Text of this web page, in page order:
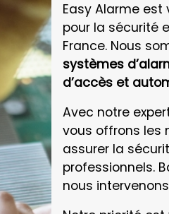
Easy Alarme
pour la sécurité
France. Nous
systèmes
d’accès et
Avec notre
vous offrons les
assurer la
professionnels.
nous